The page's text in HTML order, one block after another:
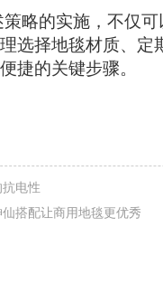
略的实施，不仅
选择地毯材质、定
捷的关键步骤。
电性
搭配让商用地毯更优秀